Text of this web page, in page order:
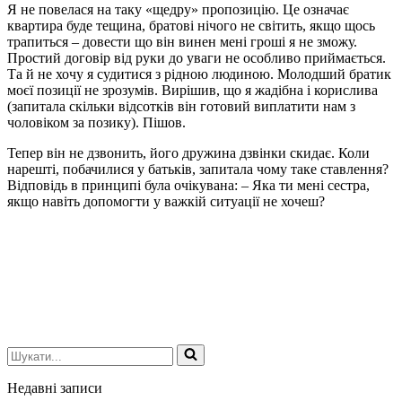
Я не повелася на таку «щедру» пропозицію. Це означає
квартира буде тещина, братові нічого не світить, якщо щось
трапиться – довести що він винен мені гроші я не зможу.
Простий договір від руки до уваги не особливо приймається.
Та й не хочу я судитися з рідною людиною. Молодший братик
моєї позиції не зрозумів. Вирішив, що я жадібна і корислива
(запитала скільки відсотків він готовий виплатити нам з
чоловіком за позику). Пішов.
Тепер він не дзвонить, його дружина дзвінки скидає. Коли
нарешті, побачилися у батьків, запитала чому таке ставлення?
Відповідь в принципі була очікувана: – Яка ти мені сестра,
якщо навіть допомогти у важкій ситуації не хочеш?
Шукати...
Недавні записи